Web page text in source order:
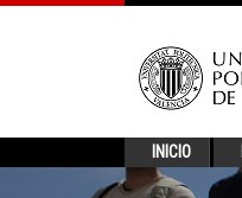
INICIO